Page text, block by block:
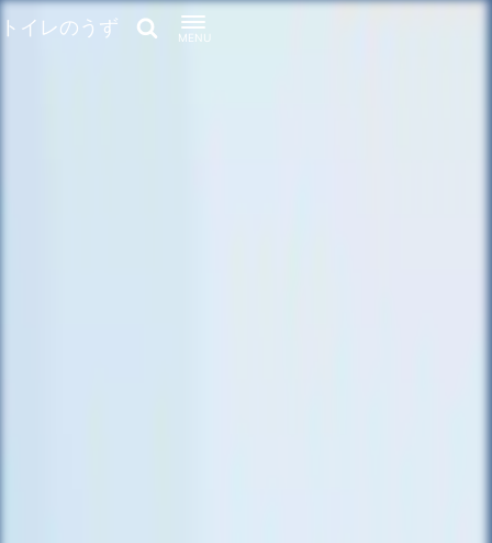
トイレのうず MENU